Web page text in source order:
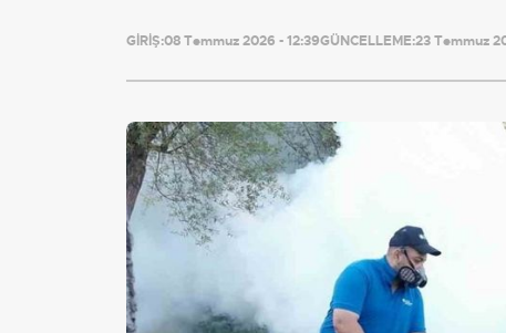
GİRİŞ:08 Temmuz 2026 - 12:39GÜNCELLEME:23 Temmuz